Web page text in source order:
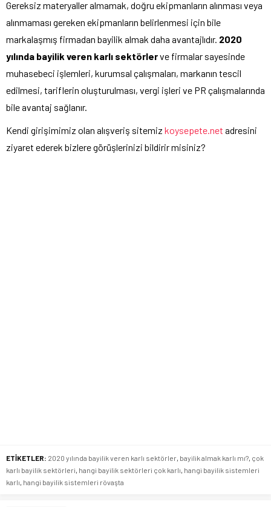
Gereksiz materyaller almamak, doğru ekipmanların alınması veya
alınmaması gereken ekipmanların belirlenmesi için bile
markalaşmış firmadan bayilik almak daha avantajlıdır. 2020
yılında bayilik veren karlı sektörlerve firmalar sayesinde
muhasebeci işlemleri, kurumsal çalışmaları, markanın tescil
edilmesi, tariflerin oluşturulması, vergi işleri ve PR çalışmalarında
bile avantaj sağlanır.
Kendi girişimimiz olan alışveriş sitemiz koysepete.net adresini
ziyaret ederek bizlere görüşlerinizi bildirir misiniz?
ETİKETLER: 2020 yılında bayilik veren karlı sektörler bayilik almak karlı mı? çok
karlı bayilik sektörleri hangi bayilik sektörleri çok karlı hangi bayilik sistemleri
karlı hangi bayilik sistemleri rövaşta